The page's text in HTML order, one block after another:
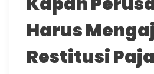
Harus
Restitusi